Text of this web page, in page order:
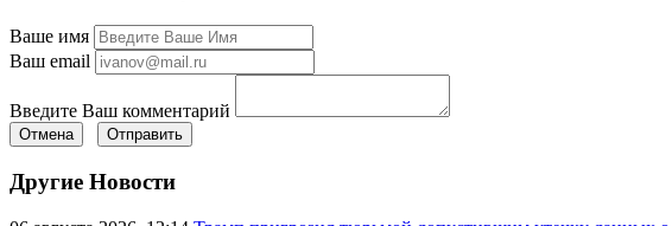
Ваше имя
Ваш email
Введите Ваш комментарий
Отмена Отправить
Другие Новости